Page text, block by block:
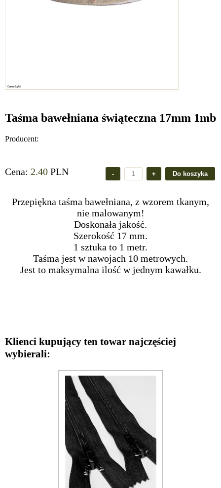
Taśma bawełniana świąteczna 17mm 1mb
Producent:
Cena: 2.40 PLN
Przepiękna taśma bawełniana, z wzorem tkanym,
nie malowanym!
Doskonała jakość.
Szerokość 17 mm.
1 sztuka to 1 metr.
Taśma jest w nawojach 10 metrowych.
Jest to maksymalna ilość w jednym kawałku.
Klienci kupujący ten towar najczęściej
wybierali: